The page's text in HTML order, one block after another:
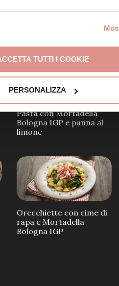
TUTTI I COOKIE
PERSONALIZZA
Pasta con Mortadella
Bologna IGP e panna al
limone
Orecchiette con cime di
rapa e Mortadella
Bologna IGP